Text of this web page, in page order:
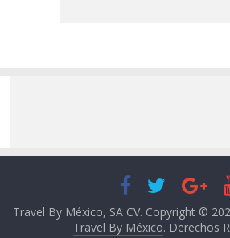
Travel By México, SA CV. Copyright ©
Travel By México. Derechos